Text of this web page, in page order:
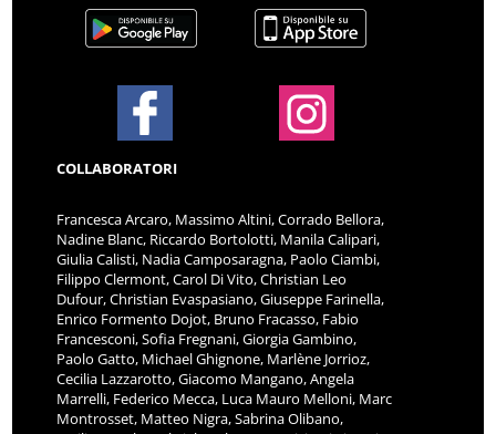
COLLABORATORI
Francesca Arcaro, Massimo Altini, Corrado Bellora,
Nadine Blanc, Riccardo Bortolotti, Manila Calipari,
Giulia Calisti, Nadia Camposaragna, Paolo Ciambi,
Filippo Clermont, Carol Di Vito, Christian Leo
Dufour, Christian Evaspasiano, Giuseppe Farinella,
Enrico Formento Dojot, Bruno Fracasso, Fabio
Francesconi, Sofia Fregnani, Giorgia Gambino,
Paolo Gatto, Michael Ghignone, Marlène Jorrioz,
Cecilia Lazzarotto, Giacomo Mangano, Angela
Marrelli, Federico Mecca, Luca Mauro Melloni, Marc
Montrosset, Matteo Nigra, Sabrina Olibano,